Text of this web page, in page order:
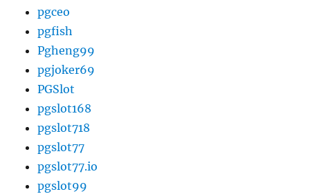
pgceo
pgfish
Pgheng99
pgjoker69
PGSlot
pgslot168
pgslot718
pgslot77
pgslot77.io
pgslot99